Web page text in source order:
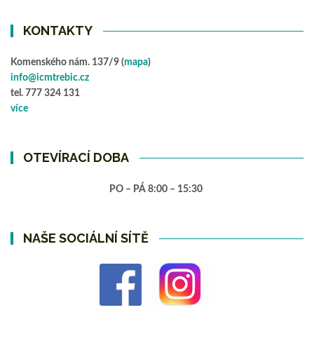
KONTAKTY
Komenského nám. 137/9 (mapa)
info@icmtrebic.cz
tel. 777 324 131
více
OTEVÍRACÍ DOBA
PO – PÁ 8:00 – 15:30
NAŠE SOCIÁLNÍ SÍTĚ